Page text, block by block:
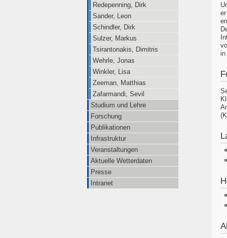
in
Redepenning, Dirk
Sander, Leon
Schindler, Dirk
Sulzer, Markus
Tsirantonakis, Dimitris
Wehrle, Jonas
Winkler, Lisa
Zeeman, Matthias
Zafarmandi, Sevil
Studium und Lehre
Forschung
Publikationen
Infrastruktur
Veranstaltungen
Aktuelle Wetterdaten
Presse
Intranet